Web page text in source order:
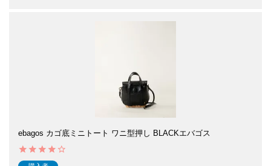
ebagos カゴ底ミニトート ワニ型押し BLACKエバゴス